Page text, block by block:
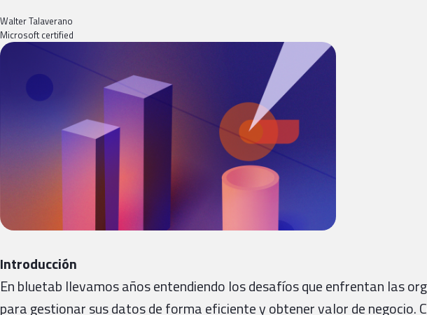
Walter Talaverano
Microsoft certified
Introducción
En bluetab llevamos años entendiendo los desafíos que enfrentan las
para gestionar sus datos de forma eficiente y obtener valor de negocio.